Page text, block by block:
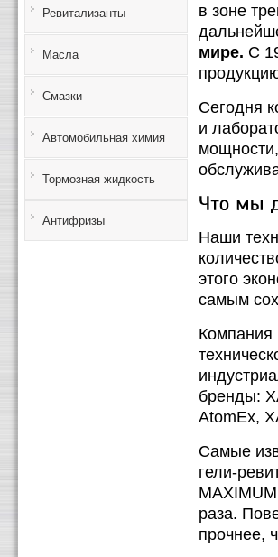
Ревитализанты
Масла
Смазки
Автомобильная химия
Тормозная жидкость
Антифризы
в зоне
мире. С
Сегодня
и
Наши
этого
самым
Компания
бренды:
AtomEx,
Самые
гели-
раза.
прочнее,